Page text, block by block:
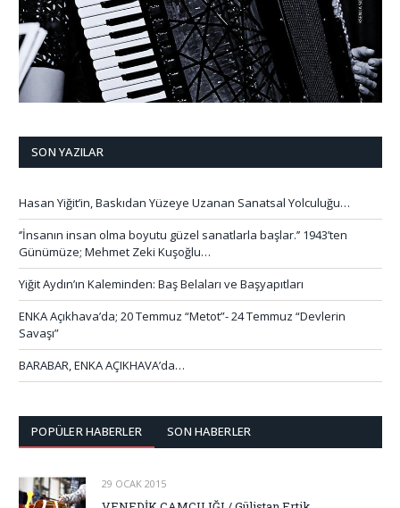
SON YAZILAR
Hasan Yiğit’in, Baskıdan Yüzeye Uzanan Sanatsal Yolculuğu…
‘’İnsanın insan olma boyutu güzel sanatlarla başlar.’’ 1943’ten
Günümüze; Mehmet Zeki Kuşoğlu…
Yiğit Aydın’ın Kaleminden: Baş Belaları ve Başyapıtları
ENKA Açıkhava’da; 20 Temmuz “Metot”- 24 Temmuz “Devlerin
Savaşı”
BARABAR, ENKA AÇIKHAVA’da…
POPÜLER HABERLER SON HABERLER
29 OCAK 2015